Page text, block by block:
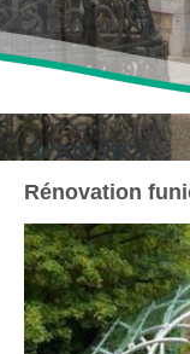
Actualités
Rénovation